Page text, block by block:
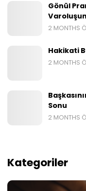
Gönül
2 MONTHS
Hakikati
2 MONTHS
Sonu
2 MONTHS
Kategoriler